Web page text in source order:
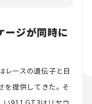
ージが同時に
レースの遺伝子と日
を提供してきた。そ